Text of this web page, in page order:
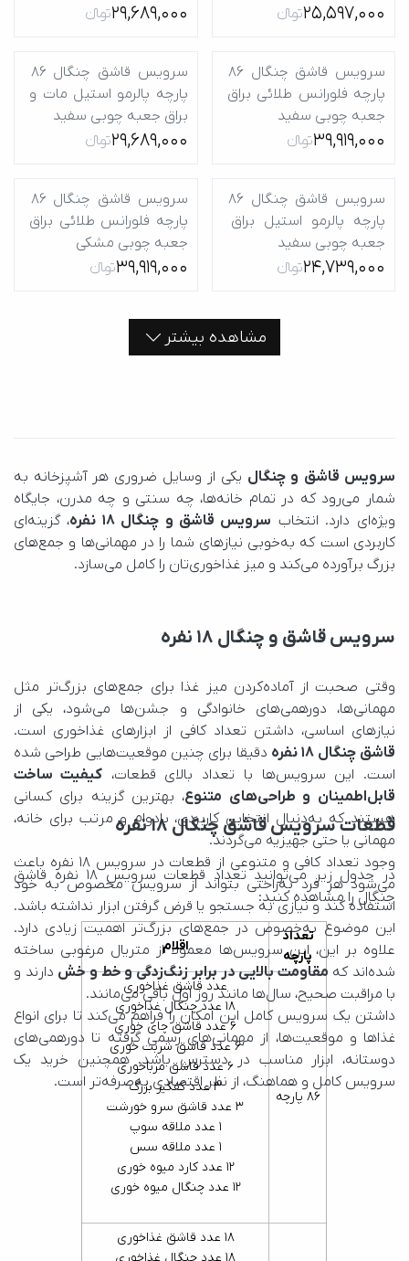
25,597,000تومانءءء 29,689,000تومانءءء
سرویس قاشق چنگال 86
پارچه فلورانس طلائی براق
جعبه چوبی سفید
39,919,000تومانءءء
پارچه پالرمو استیل مات و
براق جعبه چوبی سفید
29,689,000تومانءءء
سرویس قاشق چنگال 86
پارچه پالرمو استیل براق
جعبه چوبی سفید
24,739,000تومانءءء
پارچه فلورانس طلائی براق
جعبه چوبی مشکی
39,919,000تومانءءء
مشاهده بیشتر
سرویس قاشق و چنگال
ویژه‌ای دارد. انتخاب سرویس قاشق و چنگال ۱۸ نفره
بزرگ برآورده می‌کند و میز غذاخوری‌تان را کامل می‌سازد.
سرویس قاشق و چنگال ۱۸ نفره
نیازهای اساسی، داشتن تعداد کافی از ابزارهای غذاخوری است.
قاشق چنگال ۱۸ نفره
است. این سرویس‌ها با تعداد بالای قطعات،
قابل‌اطمینان و طراحی‌های متنوع
مهمانی یا حتی جهیزیه می‌گردند.
شده‌اند که مقاومت بالایی در برابر زنگ‌زدگی و خط و خش
با مراقبت صحیح، سال‌ها مانند روز اول باقی می‌مانند.
سرویس کامل و هماهنگ، از نظر اقتصادی به‌صرفه‌تر است.
قطعات سرویس قاشق چنگال 18 نفره
چنگال را مشاهده کنید:
تعداد
پارچه
اقلام
86 پارچه
عدد قاشق غذاخوری
18 عدد چنگال غذاخوری
6 عدد قاشق چای خوری
6 عدد قاشق شربت خوری
6 عدد قاشق مرباخوری
3 عدد کفگیر بزرگ
3 عدد قاشق سرو خورشت
1 عدد ملاقه سوپ
1 عدد ملاقه سس
12 عدد کارد میوه خوری
12 عدد چنگال میوه خوری
18 عدد قاشق غذاخوری